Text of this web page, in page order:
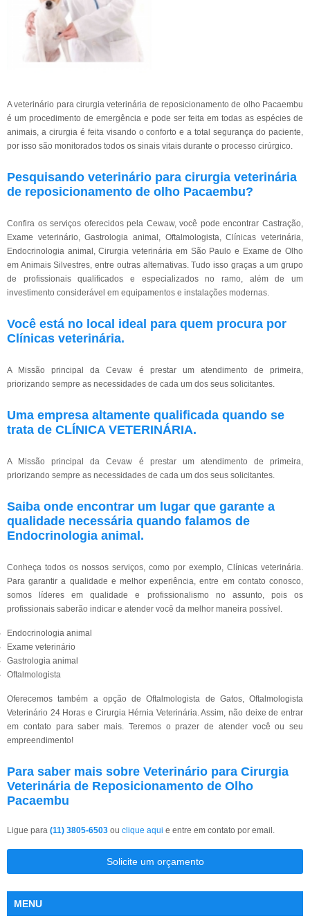
A veterinário para cirurgia veterinária de reposicionamento de olho Pacaembu
é um procedimento de emergência e pode ser feita em todas as espécies de
animais, a cirurgia é feita visando o conforto e a total segurança do paciente,
por isso são monitorados todos os sinais vitais durante o processo cirúrgico.
Pesquisando veterinário para cirurgia veterinária
de reposicionamento de olho Pacaembu?
Confira os serviços oferecidos pela Cewaw, você pode encontrar Castração,
Exame veterinário, Gastrologia animal, Oftalmologista, Clínicas veterinária,
Endocrinologia animal, Cirurgia veterinária em São Paulo e Exame de Olho
em Animais Silvestres, entre outras alternativas. Tudo isso graças a um grupo
de profissionais qualificados e especializados no ramo, além de um
investimento considerável em equipamentos e instalações modernas.
Você está no local ideal para quem procura por
Clínicas veterinária.
A Missão principal da Cevaw é prestar um atendimento de primeira,
priorizando sempre as necessidades de cada um dos seus solicitantes.
Uma empresa altamente qualificada quando se
trata de CLÍNICA VETERINÁRIA.
A Missão principal da Cevaw é prestar um atendimento de primeira,
priorizando sempre as necessidades de cada um dos seus solicitantes.
Saiba onde encontrar um lugar que garante a
qualidade necessária quando falamos de
Endocrinologia animal.
Conheça todos os nossos serviços, como por exemplo, Clínicas veterinária.
Para garantir a qualidade e melhor experiência, entre em contato conosco,
somos líderes em qualidade e profissionalismo no assunto, pois os
profissionais saberão indicar e atender você da melhor maneira possível.
Endocrinologia animal
Exame veterinário
Gastrologia animal
Oftalmologista
Oferecemos também a opção de Oftalmologista de Gatos, Oftalmologista
Veterinário 24 Horas e Cirurgia Hérnia Veterinária. Assim, não deixe de entrar
em contato para saber mais. Teremos o prazer de atender você ou seu
empreendimento!
Para saber mais sobre Veterinário para Cirurgia
Veterinária de Reposicionamento de Olho
Pacaembu
Ligue para (11) 3805-6503 ou clique aqui e entre em contato por email.
Solicite um orçamento
MENU